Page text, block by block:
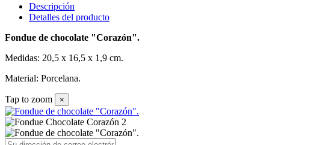
Descripción
Detalles del producto
Fondue de chocolate "Corazón".
Medidas: 20,5 x 16,5 x 1,9 cm.
Material: Porcelana.
Tap to zoom ×